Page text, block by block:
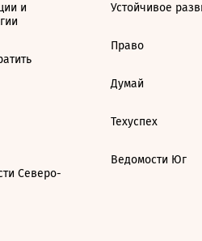
и
Северо-
Устойчивое
Право
Думай
Техуспех
Ведомости Юг